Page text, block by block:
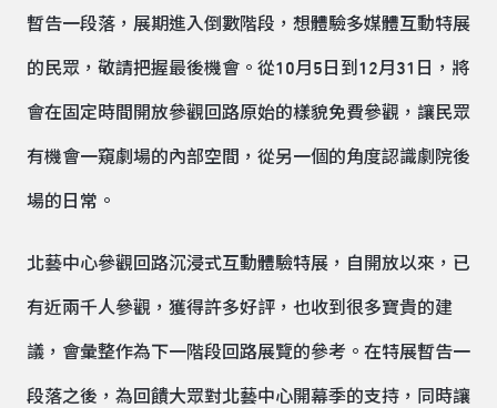
暫告一段落，展期進入倒數階段，想體驗多媒體互動特展
的民眾，敬請把握最後機會。從10月5日到12月31日，將
會在固定時間開放參觀回路原始的樣貌免費參觀，讓民眾
有機會一窺劇場的內部空間，從另一個的角度認識劇院後
場的日常。
北藝中心參觀回路沉浸式互動體驗特展，自開放以來，已
有近兩千人參觀，獲得許多好評，也收到很多寶貴的建
議，會彙整作為下一階段回路展覽的參考。在特展暫告一
段落之後，為回饋大眾對北藝中心開幕季的支持，同時讓